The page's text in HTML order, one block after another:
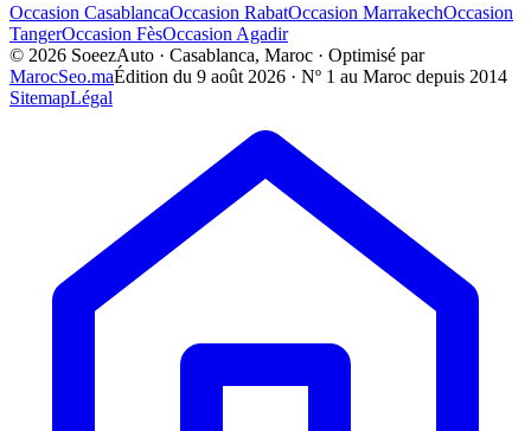
Occasion CasablancaOccasion RabatOccasion MarrakechOccasion
TangerOccasion FèsOccasion Agadir
© 2026 SoeezAuto · Casablanca, Maroc · Optimisé par
MarocSeo.maÉdition du 9 août 2026 · Nº 1 au Maroc depuis 2014
SitemapLégal